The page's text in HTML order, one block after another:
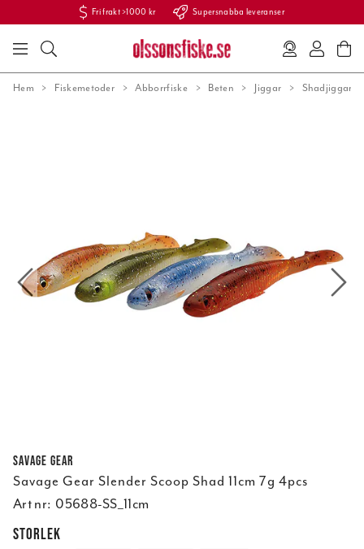
Fri frakt >1000 kr Supersnabba leveranser
Hem Fiskemetoder Abborrfiske Beten Jiggar Shadjiggar
Savage Gear
Savage Gear Slender Scoop Shad 11cm 7g 4pcs
Art nr: 05688-SS_11cm
STORLEK